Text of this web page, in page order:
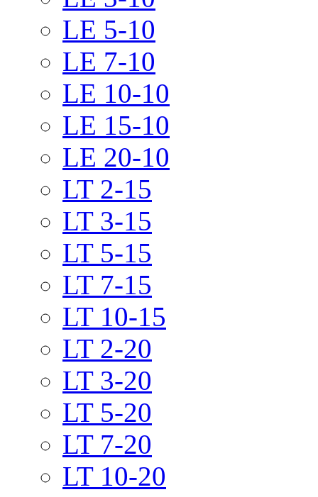
LE 5-10
LE 7-10
LE 10-10
LE 15-10
LE 20-10
LT 2-15
LT 3-15
LT 5-15
LT 7-15
LT 10-15
LT 2-20
LT 3-20
LT 5-20
LT 7-20
LT 10-20